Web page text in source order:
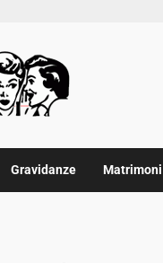
Gravidanze Matrimoni